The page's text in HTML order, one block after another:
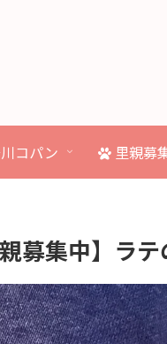
コパン 里親募
親募集中】ラ